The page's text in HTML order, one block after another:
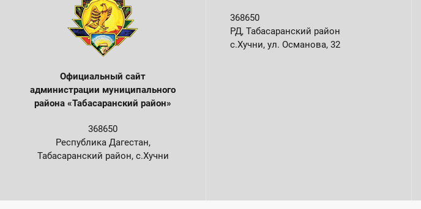
Официальный сайт
администрации муниципального
района «Табасаранский район»
368650
Республика Дагестан,
Табасаранский район, с.Хучни
368650
РД, Табасаранский район
с.Хучни, ул. Османова, 32